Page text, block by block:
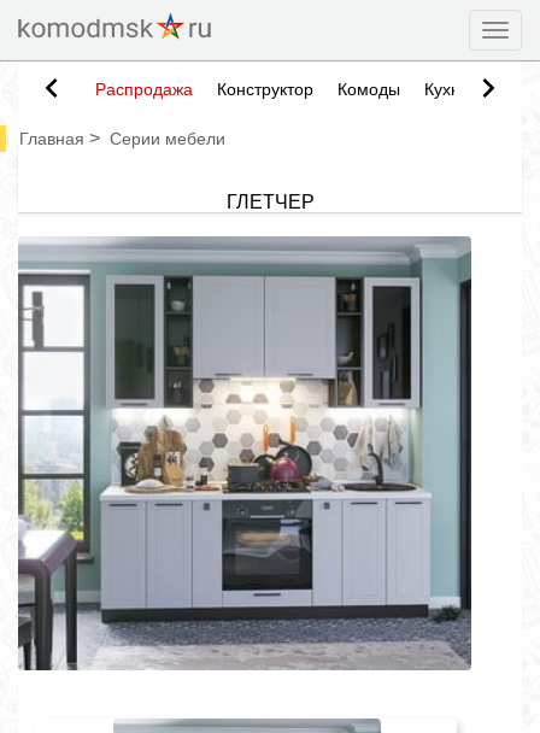
Распродажа Конструктор Комоды Кухни
Главная > Серии мебели
ГЛЕТЧЕР